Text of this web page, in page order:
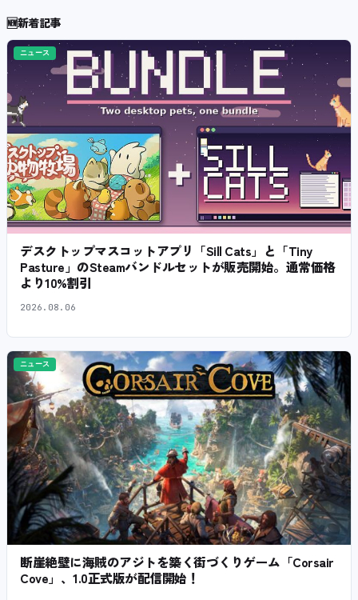
🆕新着記事
ニュース
デスクトップマスコットアプリ「Sill Cats」と「Tiny
Pasture」のSteamバンドルセットが販売開始。通常価格
より10%割引
2026.08.06
ニュース
断崖絶壁に海賊のアジトを築く街づくりゲーム「Corsair
Cove」、1.0正式版が配信開始！